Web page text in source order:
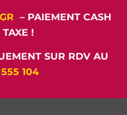
– PAIEMENT CASH
!
SUR RDV AU
104